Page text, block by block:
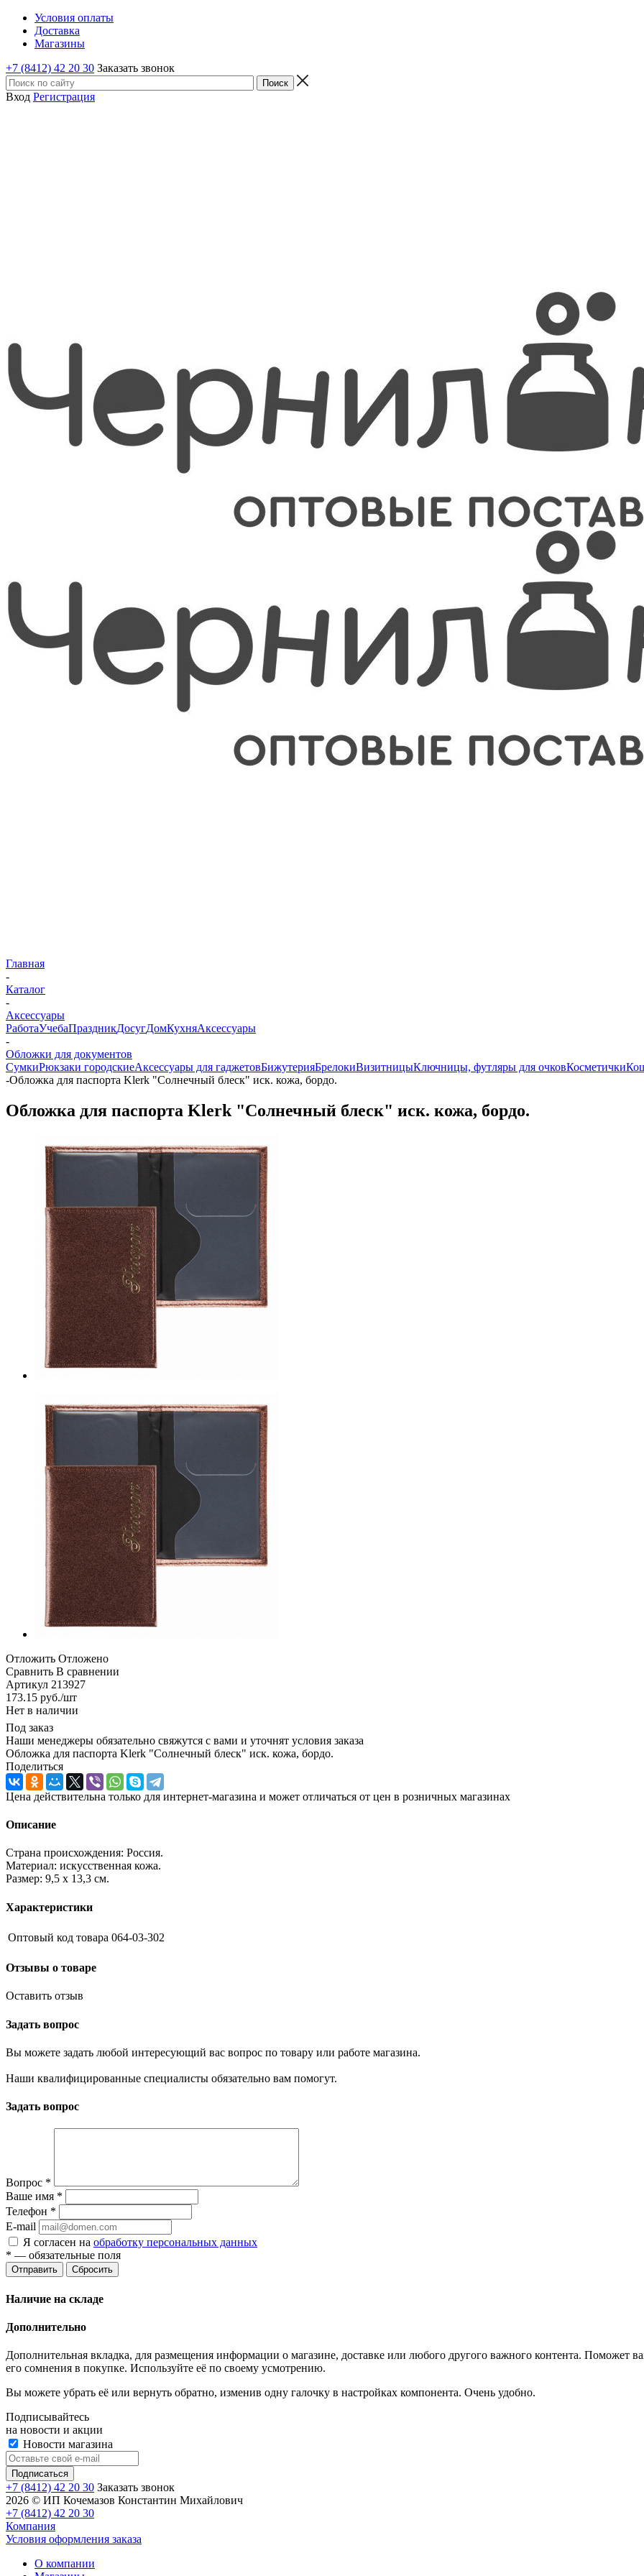
Условия оплаты
Доставка
Магазины
+7 (8412) 42 20 30 Заказать звонок
Вход Регистрация
Главная
-
Каталог
-
Аксессуары
РаботаУчебаПраздникДосугДомКухняАксессуары
-
Обложки для документов
СумкиРюкзаки городскиеАксессуары для гаджетовБижутерияБрелокиВизитницыКлючницы, футляры для очковКосметички
-Обложка для паспорта Klerk "Солнечный блеск" иск. кожа, бордо.
Обложка для паспорта Klerk "Солнечный блеск" иск. кожа, бордо.
Отложить Отложено
Сравнить В сравнении
Артикул 213927
173.15 руб./шт
Нет в наличии
Под заказ
Наши менеджеры обязательно свяжутся с вами и уточнят условия заказа
Обложка для паспорта Klerk "Солнечный блеск" иск. кожа, бордо.
Поделиться
Цена действительна только для интернет-магазина и может отличаться от цен в розничных магазинах
Описание
Страна происхождения: Россия.
Материал: искусственная кожа.
Размер: 9,5 х 13,3 см.
Характеристики
Оптовый код товара 064-03-302
Отзывы о товаре
Оставить отзыв
Задать вопрос
Вы можете задать любой интересующий вас вопрос по товару или работе магазина.
Наши квалифицированные специалисты обязательно вам помогут.
Задать вопрос
Вопрос *
Ваше имя *
Телефон *
E-mail
Я согласен на обработку персональных данных
* — обязательные поля
Отправить Сбросить
Наличие на складе
Дополнительно
Дополнительная вкладка, для размещения информации о магазине, доставке или любого другого важного контента. Поможет
его сомнения в покупке. Используйте её по своему усмотрению.
Вы можете убрать её или вернуть обратно, изменив одну галочку в настройках компонента. Очень удобно.
Подписывайтесь
на новости и акции
Новости магазина
+7 (8412) 42 20 30 Заказать звонок
2026 © ИП Кочемазов Константин Михайлович
+7 (8412) 42 20 30
Компания
Условия оформления заказа
О компании